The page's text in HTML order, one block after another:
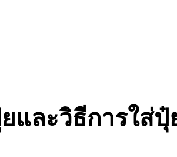
และวิธีการใส่ปุ๋